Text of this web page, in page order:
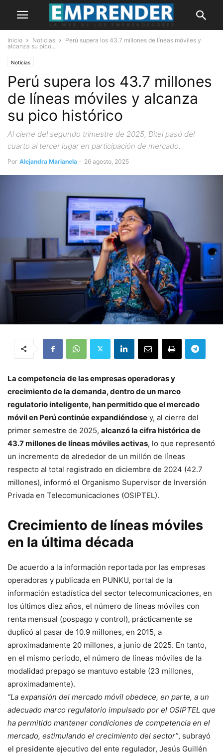
Inicio Noticias
Perú supera los 43.7 millones de líneas móviles y
alcanza su pico...
Noticias
Perú supera los 43.7 millones
de líneas móviles y alcanza
su pico histórico
Al cierre del segundo trimestre de 2025, Bitel pasó del
cuarto al tercer lugar en participación de mercado.
Por Alejandra Marianela - 26 agosto, 2025
La competencia de las empresas operadoras y
crecimiento de la demanda, dentro de un marco
regulatorio inteligente, han permitido que el mercado
móvil en Perú continúe expandiéndose y, al cierre del
primer semestre de 2025, alcanzó la cifra histórica de
43.7 millones de líneas móviles activas, lo que representó
un incremento de alrededor de un millón de líneas
respecto al total registrado en diciembre de 2024 (42.7
millones), informó el Organismo Supervisor de Inversión
Privada en Telecomunicaciones (OSIPTEL).
Crecimiento de líneas móviles
en la última década
De acuerdo a la información reportada por las empresas
operadoras y publicada en PUNKU, portal de la
información estadística del sector telecomunicaciones, en
los últimos diez años, el número de líneas móviles con
renta mensual (pospago y control), prácticamente se
duplicó al pasar de 10.9 millones, en 2015, a
aproximadamente 20 millones, a junio de 2025. En tanto,
en el mismo periodo, el número de líneas móviles de la
modalidad prepago se mantuvo estable (23 millones,
aproximadamente).
“La expansión del mercado móvil obedece, en parte, a un
adecuado marco regulatorio impulsado por el OSIPTEL que
ha permitido mantener condiciones de competencia en el
mercado, estimulando el crecimiento del sector”, subrayó
el presidente ejecutivo del ente regulador, Jesús Guillén